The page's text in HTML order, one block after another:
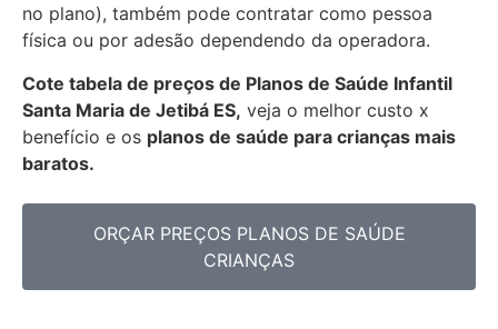
no plano), também pode contratar como pessoa
física ou por adesão dependendo da operadora.
Cote tabela de preços de Planos de Saúde Infantil
Santa Maria de Jetibá ES, veja o melhor custo x
benefício e os planos de saúde para crianças mais
baratos.
ORÇAR PREÇOS PLANOS DE SAÚDE
CRIANÇAS